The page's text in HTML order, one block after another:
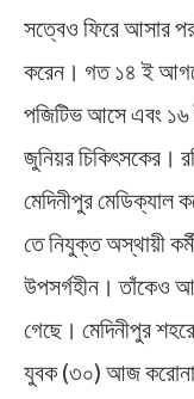
সত্বেও ফিরে আসার
করেন। গত ১৪ ই
পজিটিভ আসে এবং ১৬
জুনিয়র চিকিৎসকের।
মেদিনীপুর মেডিক্যাল
তে নিযুক্ত অস্থায়ী
উপসর্গহীন। তাঁকেও
গেছে। মেদিনীপুর
যুবক (৩০) আজ করোনা